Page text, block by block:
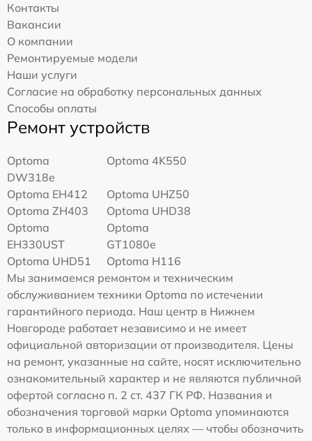
Контакты
Вакансии
О компании
Ремонтируемые модели
Наши услуги
Согласие на обработку персональных данных
Способы оплаты
Ремонт устройств
Optoma
DW318e
Optoma 4K550
Optoma EH412
Optoma UHZ50
Optoma ZH403
Optoma UHD38
Optoma
EH330UST
Optoma
GT1080e
Optoma UHD51
Optoma H116
Мы занимаемся ремонтом и техническим
обслуживанием техники Optoma по истечении
гарантийного периода. Наш центр в Нижнем
Новгороде работает независимо и не имеет
официальной авторизации от производителя. Цены
на ремонт, указанные на сайте, носят исключительно
ознакомительный характер и не являются публичной
офертой согласно п. 2 ст. 437 ГК РФ. Названия и
обозначения торговой марки Optoma упоминаются
только в информационных целях — чтобы обозначить